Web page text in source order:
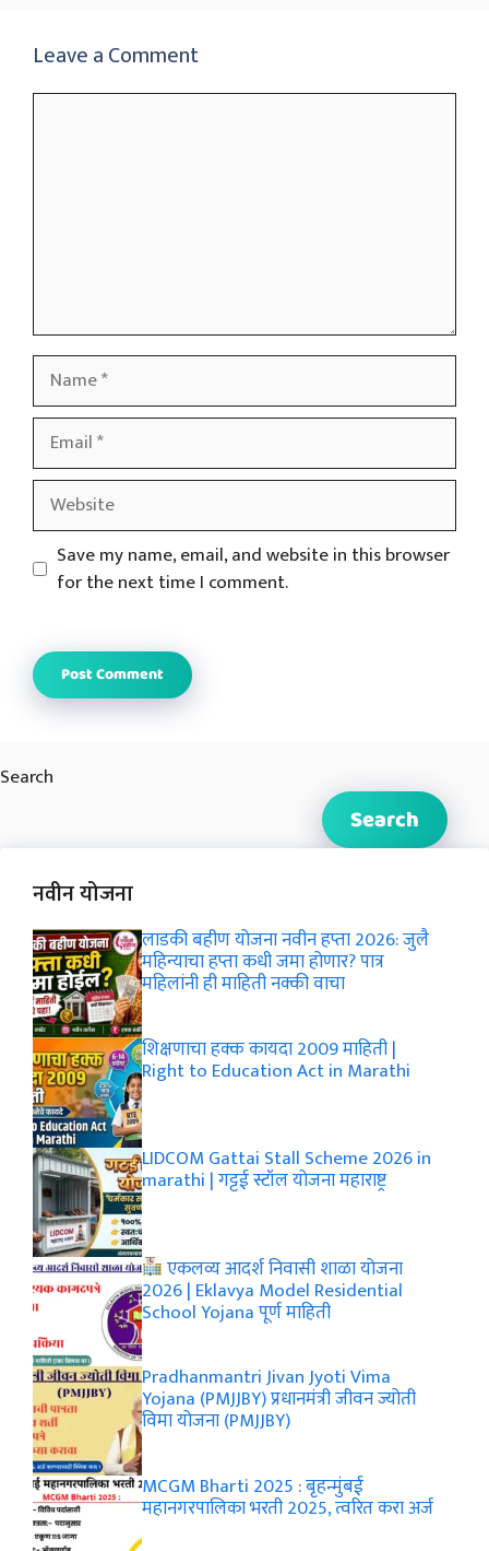
Leave a Comment
Name
Email
Website
Save my name, email, and website in this browser
for the next time I comment.
Search
Search
नवीन योजना
लाडकी बहीण योजना नवीन हप्ता 2026: जुलै
महिन्याचा हप्ता कधी जमा होणार? पात्र
महिलांनी ही माहिती नक्की वाचा
शिक्षणाचा हक्क कायदा 2009 माहिती |
Right to Education Act in Marathi
LIDCOM Gattai Stall Scheme 2026 in
marathi | गट्टई स्टॉल योजना महाराष्ट्र
एकलव्य आदर्श निवासी शाळा योजना
2026 | Eklavya Model Residential
School Yojana पूर्ण माहिती
Pradhanmantri Jivan Jyoti Vima
Yojana (PMJJBY) प्रधानमंत्री जीवन ज्योती
विमा योजना (PMJJBY)
MCGM Bharti 2025 : बृहन्मुंबई
महानगरपालिका भरती 2025, त्वरित करा अर्ज